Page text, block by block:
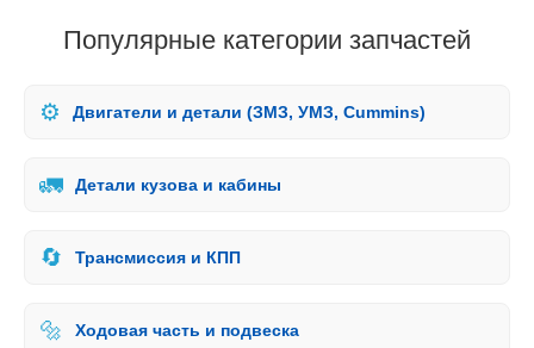
Популярные категории запчастей
⚙️ Двигатели и детали (ЗМЗ, УМЗ, Cummins)
🚛 Детали кузова и кабины
🔄 Трансмиссия и КПП
🔩 Ходовая часть и подвеска